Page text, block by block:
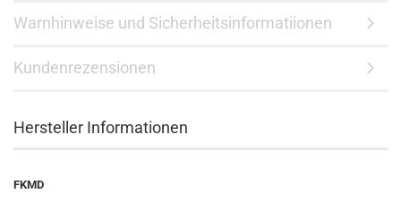
Warnhinweise und Sicherheitsinformatiionen
Kundenrezensionen
Hersteller Informationen
FKMD